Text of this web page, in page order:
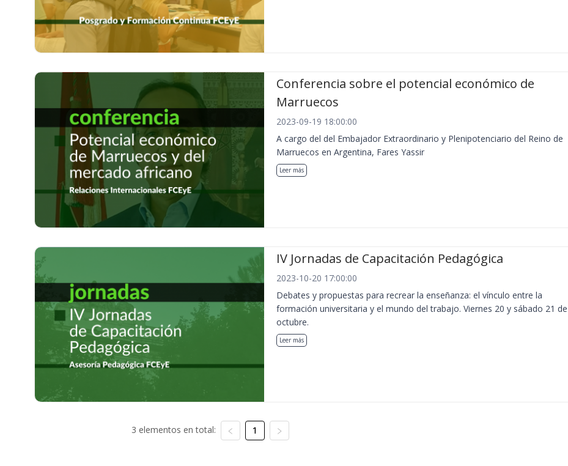
Conferencia sobre el potencial económico de
Marruecos
2023-09-19 18:00:00
A cargo del del Embajador Extraordinario y Plenipotenciario del Reino de
Marruecos en Argentina, Fares Yassir
Leer más
IV Jornadas de Capacitación Pedagógica
2023-10-20 17:00:00
Debates y propuestas para recrear la enseñanza: el vínculo entre la
formación universitaria y el mundo del trabajo. Viernes 20 y sábado 21 de
octubre.
Leer más
3 elementos en total: 1